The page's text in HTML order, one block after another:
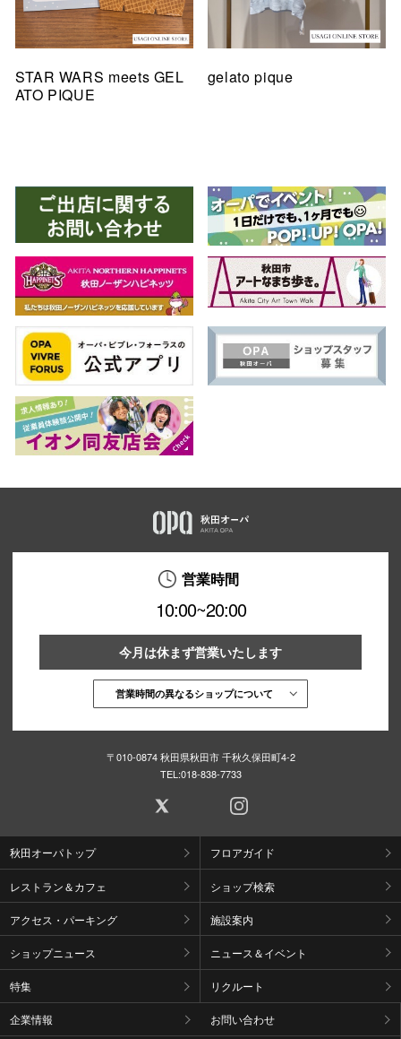
STAR WARS meets GEL
ATO PIQUE
gelato pique
営業時間
10:00~20:00
今月は休まず営業いたします
営業時間の異なるショップについて
〒010-0874 秋田県秋田市 千秋久保田町4-2
TEL:018-838-7733
秋田オーパトップ フロアガイド
レストラン＆カフェ ショップ検索
アクセス・パーキング 施設案内
ショップニュース ニュース＆イベント
特集 リクルート
企業情報 お問い合わせ